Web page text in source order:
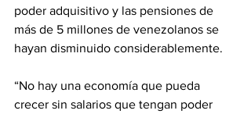
poder adquisitivo y las pensiones de
más de 5 millones de venezolanos se
hayan disminuido considerablemente.
“No hay una economía que pueda
crecer sin salarios que tengan poder